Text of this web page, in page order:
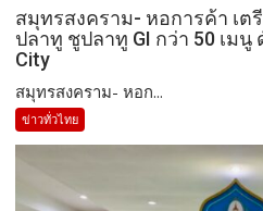
สมุทรสงคราม- หอการค้า เต
ปลาทู ชูปลาทู GI กว่า 50 เมนู
City
สมุทรสงคราม- หอก...
ข่าวทั่วไทย